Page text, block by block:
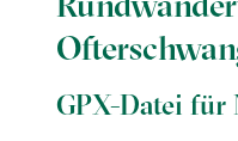
GPX-Datei für